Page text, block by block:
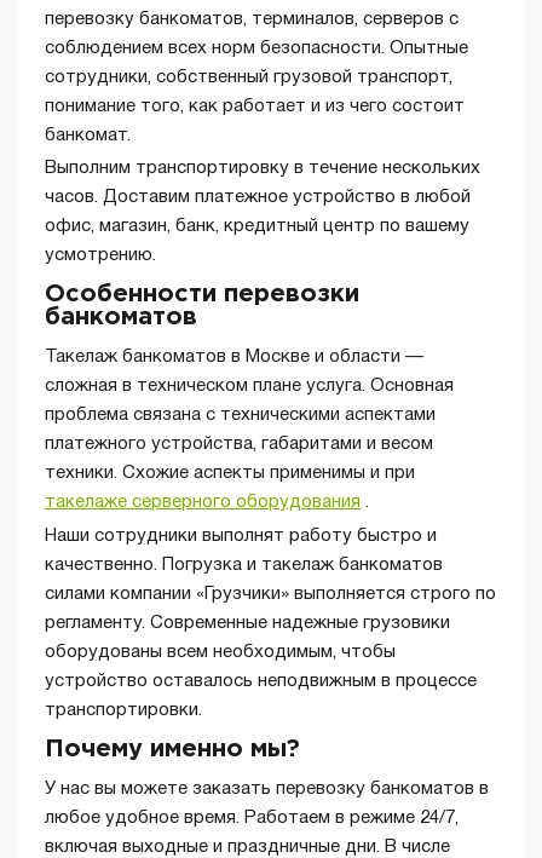
перевозку банкоматов, терминалов, серверов с
соблюдением всех норм безопасности. Опытные
сотрудники, собственный грузовой транспорт,
понимание того, как работает и из чего состоит
банкомат.
Выполним транспортировку в течение нескольких
часов. Доставим платежное устройство в любой
офис, магазин, банк, кредитный центр по вашему
усмотрению.
Особенности перевозки
банкоматов
Такелаж банкоматов в Москве и области —
сложная в техническом плане услуга. Основная
проблема связана с техническими аспектами
платежного устройства, габаритами и весом
техники. Схожие аспекты применимы и при
такелаже серверного оборудования .
Наши сотрудники выполнят работу быстро и
качественно. Погрузка и такелаж банкоматов
силами компании «Грузчики» выполняется строго по
регламенту. Современные надежные грузовики
оборудованы всем необходимым, чтобы
устройство оставалось неподвижным в процессе
транспортировки.
Почему именно мы?
У нас вы можете заказать перевозку банкоматов в
любое удобное время. Работаем в режиме 24/7,
включая выходные и праздничные дни. В числе